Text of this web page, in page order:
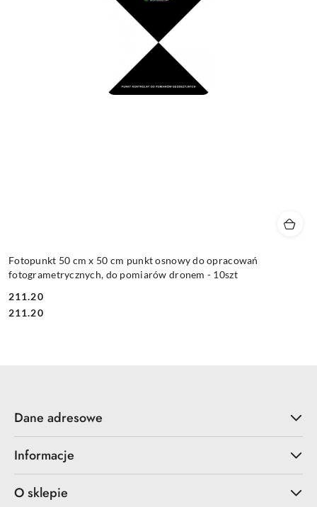
Fotopunkt 50 cm x 50 cm punkt osnowy do opracowań
fotogrametrycznych, do pomiarów dronem - 10szt
Cena:
211.20
Cena:
211.20
Dane adresowe
Informacje
O sklepie